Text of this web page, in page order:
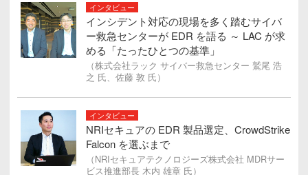
インタビュー
インシデント対応の現場を多く踏むサイバ
ー救急センターが EDR を語る ～ LAC が求
める「たったひとつの基準」
（株式会社ラック サイバー救急センター 鷲尾 浩
之 氏、佐藤 敦 氏）
インタビュー
NRIセキュアの EDR 製品選定、CrowdStrike
Falcon を選ぶまで
（NRIセキュアテクノロジーズ株式会社 MDRサー
ビス推進部長 木内 雄章 氏）